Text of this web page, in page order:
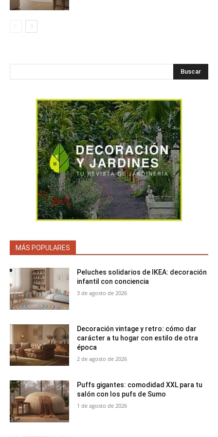
Buscar
MÁS POPULARES
Peluches solidarios de IKEA: decoración
infantil con conciencia
3 de agosto de 2026
Decoración vintage y retro: cómo dar
carácter a tu hogar con estilo de otra
época
2 de agosto de 2026
Puffs gigantes: comodidad XXL para tu
salón con los pufs de Sumo
1 de agosto de 2026